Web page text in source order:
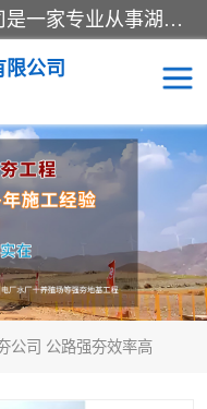
湖南业峻强夯基础工程有限公司是一家专业从事湖南强夯基础工程、强夯机租赁，地基处理的施工单位。业务覆盖：湖南、广东，江西等地。可承接1000KN.m-25000KN.m强夯（置换）工程。公司创始人是国内较早期从事强夯施工的建设者，经过多年的一步一个脚印的发展，在行业内具有较高的度和良好的口碑。
公司
公司 公路强夯效率高
夯机租赁
施工队伍